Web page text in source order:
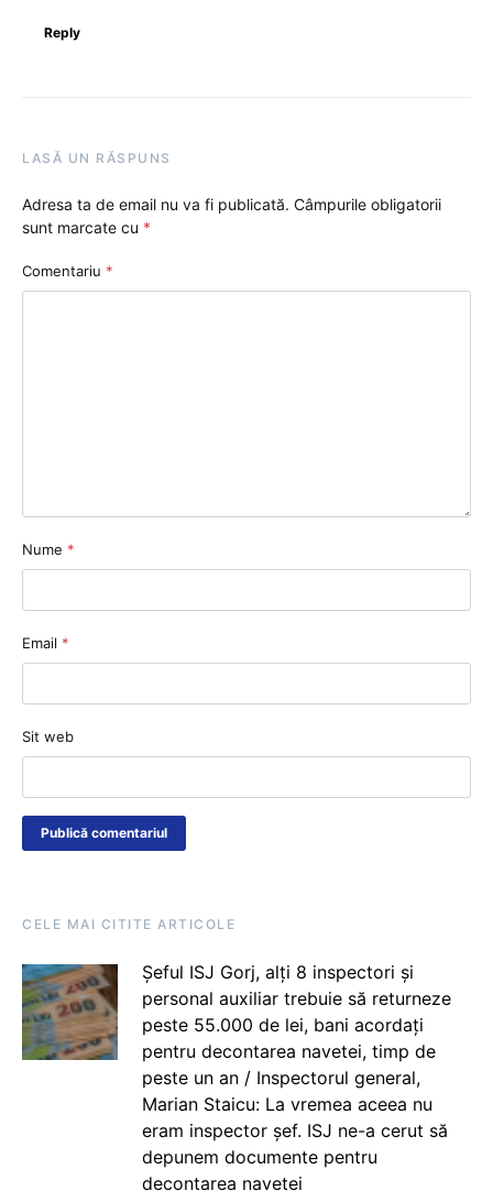
Reply
LASĂ UN RĂSPUNS
Adresa ta de email nu va fi publicată. Câmpurile obligatorii
sunt marcate cu *
Comentariu *
Nume *
Email *
Sit web
CELE MAI CITITE ARTICOLE
Șeful ISJ Gorj, alți 8 inspectori și
personal auxiliar trebuie să returneze
peste 55.000 de lei, bani acordați
pentru decontarea navetei, timp de
peste un an / Inspectorul general,
Marian Staicu: La vremea aceea nu
eram inspector șef. ISJ ne-a cerut să
depunem documente pentru
decontarea navetei